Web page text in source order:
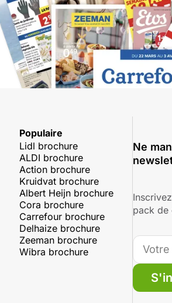
Populaire
Lidl brochure
ALDI brochure
Action brochure
Kruidvat brochure
Albert Heijn brochure
Cora brochure
Carrefour brochure
Delhaize brochure
Zeeman brochure
Wibra brochure
Ne
pack de